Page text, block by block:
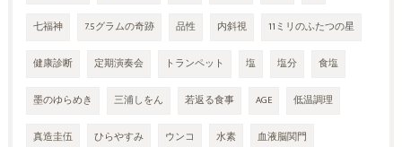
七福神 7.5グラムの奇跡 品性 内斜視 11ミリのふたつの星
健康診断 定期演奏会 トランペット 塩 塩分 食塩
墨のゆらめき 三浦しをん 若返る食事 AGE 低温調理
真造圭伍 ひらやすみ ウンコ 水素 血液脳関門